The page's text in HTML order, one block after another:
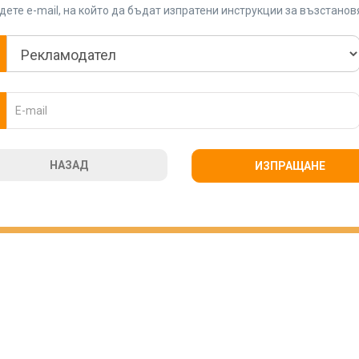
e-mail, на който да бъдат изпратени инструкции за
НАЗАД ИЗПРАЩАНЕ